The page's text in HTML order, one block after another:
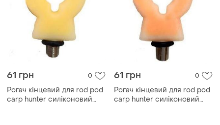
61 грн 0
Рогач кінцевий для rod pod
carp hunter силіконовий
61 грн 0
Рогач кінцевий для rod pod
carp hunter силіконовий